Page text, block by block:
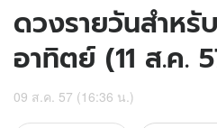
ดวงรายวันสำหรั
อาทิตย์ (11 ส.ค.
09 ส.ค. 57 (16:36 น.)